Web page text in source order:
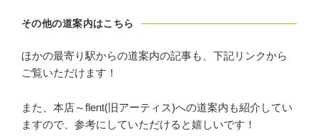
その他の道案内はこちら
ほかの最寄り駅からの道案内の記事も、下記リンクから
ご覧いただけます！
また、本店～flent(旧アーティス)への道案内も紹介してい
ますので、参考にしていただけると嬉しいです！